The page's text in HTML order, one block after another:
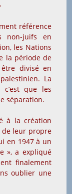
référence
non-juifs en
les Nations
la période de
divisé en
La
que les
séparation.
à la création
de leur propre
en 1947 à un
», a expliqué
finalement
oublier une